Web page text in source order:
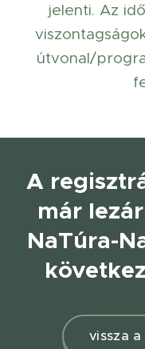
jelenti. Az
útvonal/
A
már
NaTúra-
vissza